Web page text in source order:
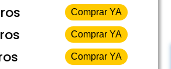
Comprar YA
Comprar YA
Comprar YA